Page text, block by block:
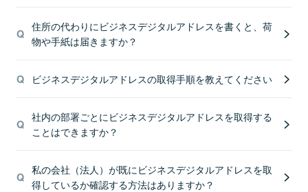
住所の代わりにビジネスデジタルアドレスを書くと、荷
物や手紙は届きますか？
ビジネスデジタルアドレスの取得手順を教えてください
社内の部署ごとにビジネスデジタルアドレスを取得する
ことはできますか？
私の会社（法人）が既にビジネスデジタルアドレスを取
得しているか確認する方法はありますか？